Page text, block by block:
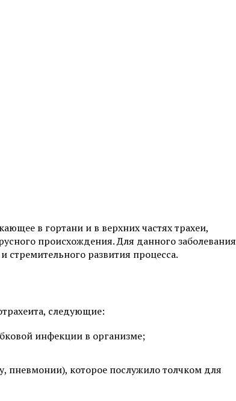
в гортани и в верхних частях трахеи,
происхождения. Для данного заболевания
стремительного развития процесса.
следующие:
инфекции в организме;
пневмонии), которое послужило толчком для